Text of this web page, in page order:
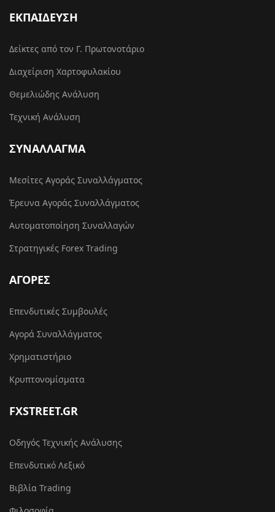
ΕΚΠΑΙΔΕΥΣΗ
Δείκτες από τον Γ. Πρωτονοτάριο
Διαχείριση Χαρτοφυλακίου
Θεμελιώδης Ανάλυση
Τεχνική Ανάλυση
ΣΥΝΑΛΛΑΓΜΑ
Μεσίτες Αγοράς Συναλλάγματος
Έρευνα Αγοράς Συναλλάγματος
Αυτοματοποίηση Συναλλαγών
Στρατηγικές Forex Trading
ΑΓΟΡΕΣ
Επενδυτικές Συμβουλές
Αγορά Συναλλάγματος
Χρηματιστήριο
Κρυπτονομίσματα
FXSTREET.GR
Οδηγός Τεχνικής Ανάλυσης
Επενδυτικό Λεξικό
Βιβλία Trading